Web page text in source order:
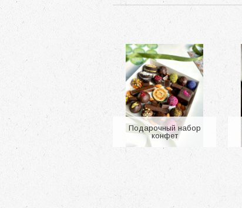
Подарочный набор
конфет
Подарочный набор
конфет
от 1 450 p.